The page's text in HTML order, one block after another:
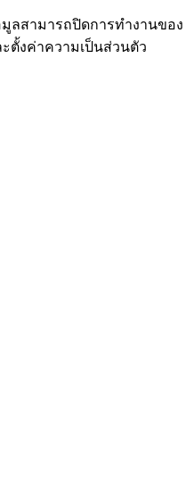
ลสามารถปิดการทำงานของ
ตั้งค่าความเป็นส่วนตัว